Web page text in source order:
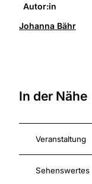
Autor:in
Johanna Bähr
In der Nähe
Veranstaltung
Sehenswertes